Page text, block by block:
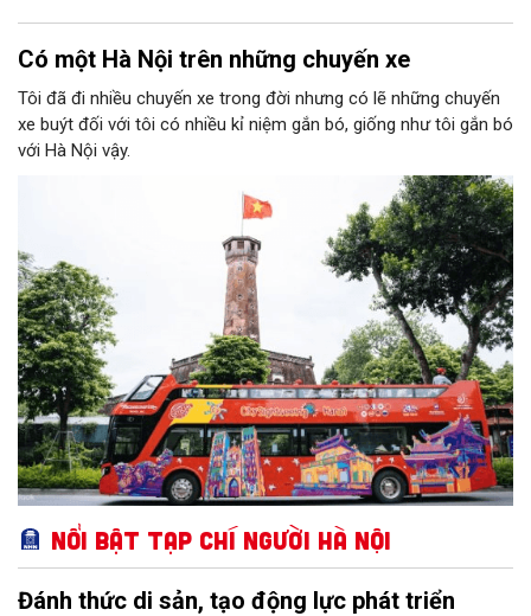
Có một Hà Nội trên những chuyến xe
Tôi đã đi nhiều chuyến xe trong đời nhưng có lẽ những chuyến
xe buýt đối với tôi có nhiều kỉ niệm gắn bó, giống như tôi gắn bó
với Hà Nội vậy.
Nổi bật Tạp chí Người Hà Nội
Đánh thức di sản, tạo động lực phát triển